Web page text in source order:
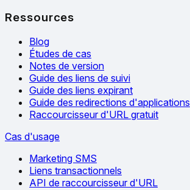
Ressources
Blog
Études de cas
Notes de version
Guide des liens de suivi
Guide des liens expirant
Guide des redirections d'applications
Raccourcisseur d'URL gratuit
Cas d'usage
Marketing SMS
Liens transactionnels
API de raccourcisseur d'URL